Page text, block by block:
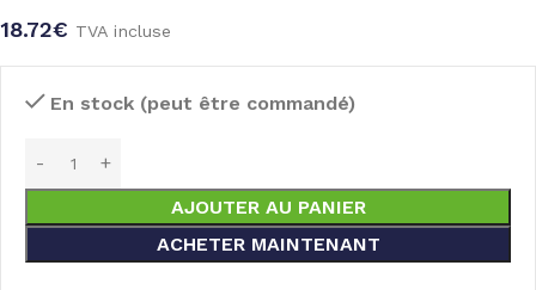
18.72€ TVA incluse
En stock (peut être commandé)
AJOUTER AU PANIER
ACHETER MAINTENANT